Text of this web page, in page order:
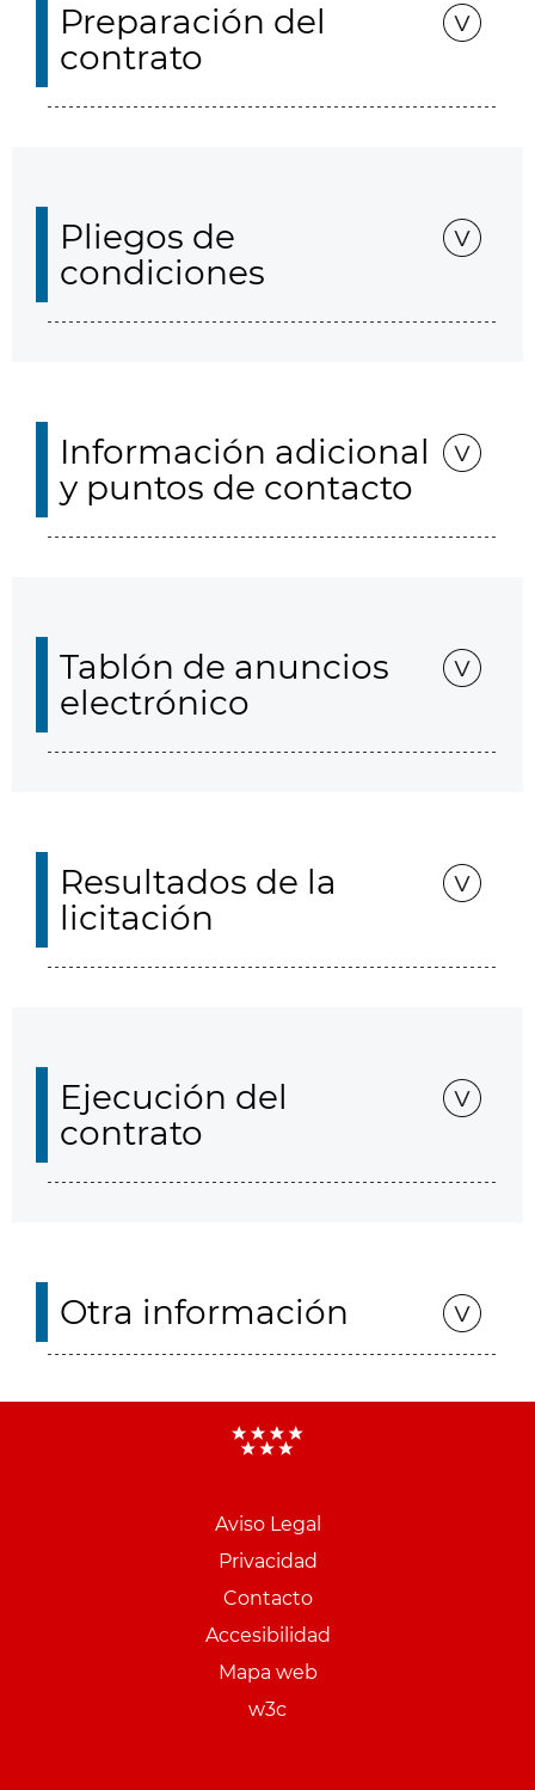
Preparación del
contrato
Pliegos de
condiciones
Información adicional
y puntos de contacto
Tablón de anuncios
electrónico
Resultados de la
licitación
Ejecución del
contrato
Otra información
Aviso Legal
Privacidad
Contacto
Accesibilidad
Mapa web
w3c